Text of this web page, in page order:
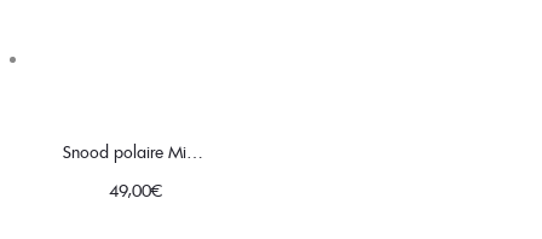
Snood polaire Minky marine │ motifs perroquets et feuilles
49,00€